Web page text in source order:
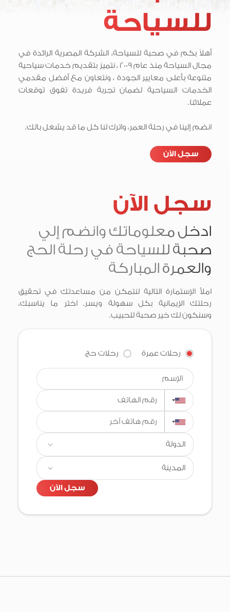
للسياحة
أهلاً بكم في صحبة للسياحة، الشركة المصرية الرائدة في
مجال السياحة منذ عام 2009 ، نتميز بتقديم خدمات سياحية
متنوعة بأعلى معايير الجودة ، ونتعاون مع أفضل مقدمي
الخدمات السياحية لضمان تجربة فريدة تفوق توقعات
عملائنا.
انضم إلينا في رحلة العمر، واترك لنا كل ما قد يشغل بالك.
سجل الآن
سجل الآن
ادخل معلوماتك وانضم إلي
صحبة للسياحة في رحلة الحج
والعمرة المباركة
املأ الإستمارة التالية لنتمكن من مساعدتك في تحقيق
رحلتك الإيمانية بكل سهولة ويسر. اختر ما يناسبك،
وسنكون لك خير صحبة للحبيب.
رحلات عمرة رحلات حج
سجل الآن